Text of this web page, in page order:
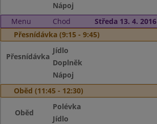
Nápoj
Menu
Chod
Středa 13. 4. 2016
Přesnídávka (9:15 - 9:45)
Přesnídávka
Jídlo
Doplněk
Nápoj
Oběd (11:45 - 12:30)
Oběd
Polévka
Jídlo